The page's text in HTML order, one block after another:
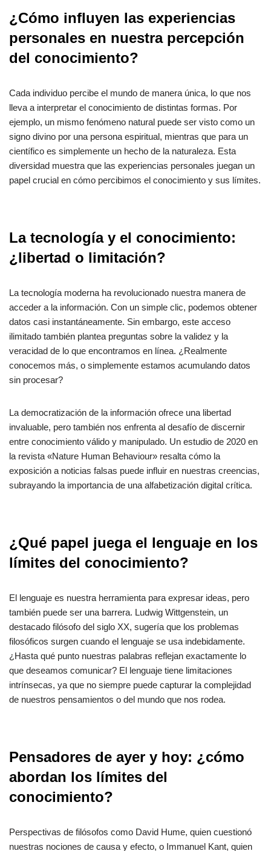
¿Cómo influyen las experiencias
personales en nuestra percepción
del conocimiento?
Cada individuo percibe el mundo de manera única, lo que nos
lleva a interpretar el conocimiento de distintas formas. Por
ejemplo, un mismo fenómeno natural puede ser visto como un
signo divino por una persona espiritual, mientras que para un
científico es simplemente un hecho de la naturaleza. Esta
diversidad muestra que las experiencias personales juegan un
papel crucial en cómo percibimos el conocimiento y sus límites.
La tecnología y el conocimiento:
¿libertad o limitación?
La tecnología moderna ha revolucionado nuestra manera de
acceder a la información. Con un simple clic, podemos obtener
datos casi instantáneamente. Sin embargo, este acceso
ilimitado también plantea preguntas sobre la validez y la
veracidad de lo que encontramos en línea. ¿Realmente
conocemos más, o simplemente estamos acumulando datos
sin procesar?
La democratización de la información ofrece una libertad
invaluable, pero también nos enfrenta al desafío de discernir
entre conocimiento válido y manipulado. Un estudio de 2020 en
la revista «Nature Human Behaviour» resalta cómo la
exposición a noticias falsas puede influir en nuestras creencias,
subrayando la importancia de una alfabetización digital crítica.
¿Qué papel juega el lenguaje en los
límites del conocimiento?
El lenguaje es nuestra herramienta para expresar ideas, pero
también puede ser una barrera. Ludwig Wittgenstein, un
destacado filósofo del siglo XX, sugería que los problemas
filosóficos surgen cuando el lenguaje se usa indebidamente.
¿Hasta qué punto nuestras palabras reflejan exactamente lo
que deseamos comunicar? El lenguaje tiene limitaciones
intrínsecas, ya que no siempre puede capturar la complejidad
de nuestros pensamientos o del mundo que nos rodea.
Pensadores de ayer y hoy: ¿cómo
abordan los límites del
conocimiento?
Perspectivas de filósofos como David Hume, quien cuestionó
nuestras nociones de causa y efecto, o Immanuel Kant, quien